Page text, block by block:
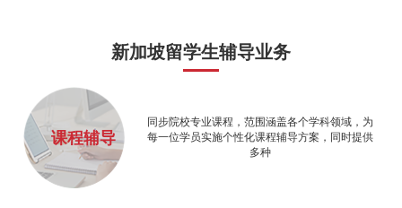
新加坡留学生辅导业务
课程辅导
同步院校专业课程，范围涵盖各个学科领域，为
每一位学员实施个性化课程辅导方案，同时提供
多种